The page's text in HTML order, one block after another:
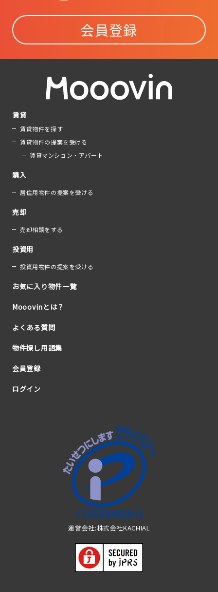
会員登録
賃貸
賃貸物件を探す
賃貸物件の提案を受ける
賃貸マンション・アパート
購入
居住用物件の提案を受ける
売却
売却相談をする
投資用
投資用物件の提案を受ける
お気に入り物件一覧
Mooovinとは？
よくある質問
物件探し用語集
会員登録
ログイン
運営会社:株式会社KACHIAL